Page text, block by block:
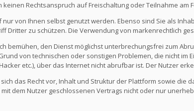
keinen Rechtsanspruch auf Freischaltung oder Teilnahme
nur von Ihnen selbst genutzt werden. Ebenso sind Sie als
Dritter zu schützen. Die Verwendung von markenrechtlich
bemühen, den Dienst möglichst unterbrechungsfrei zum
von technischen oder sonstigen Problemen, die nicht
etc.), über das Internet nicht abrufbar ist. Der Nutzer
das Recht vor, Inhalt und Struktur der Plattform sowie
dem Nutzer geschlossenen Vertrags nicht oder nur